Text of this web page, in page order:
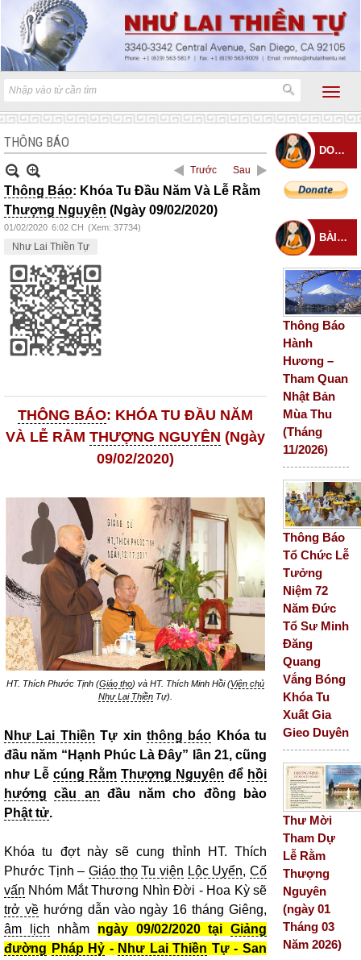
THÔNG BÁO
Trước Sau
Thông Báo: Khóa Tu Đầu Năm Và Lễ Rằm
Thượng Nguyên (Ngày 09/02/2020)
01/02/2020 6:02 CH (Xem: 37734)
Như Lai Thiền Tự
THÔNG BÁO: KHÓA TU ĐẦU NĂM
VÀ LỄ RẰM THƯỢNG NGUYÊN (Ngày
09/02/2020)
HT. Thích Phước Tịnh (Giáo thọ) và HT. Thích Minh Hồi (Viện chủ
Như Lai Thiền Tự).
Như Lai Thiền Tự xin thông báo Khóa tu
đầu năm “Hạnh Phúc Là Đây” lần 21, cũng
như Lễ cúng Rằm Thượng Nguyên để hồi
hướng
cầu an đầu năm cho đồng bào
Phật tử.
Khóa tu đợt này sẽ cung thỉnh HT. Thích
Phước Tịnh – Giáo thọ Tu viện Lộc Uyển,Cố
vấn Nhóm Mắt Thương Nhìn Đời - Hoa Kỳ sẽ
trở vềhướng dẫn vào ngày 16 tháng Giêng,
âm lịch nhằm ngày 09/02/2020 tạiGiảng
đường Pháp Hỷ - Như Lai Thiền Tự - San
DONATE
BÀI ĐĂNG MỚI
Thông Báo
Hành
Hương –
Tham Quan
Nhật Bản
Mùa Thu
(Tháng
11/2026)
Thông Báo
Tổ Chức Lễ
Tưởng
Niệm 72
Năm Đức
Tổ Sư Minh
Đăng
Quang
Vắng Bóng
Khóa Tu
Xuất Gia
Gieo Duyên
Thư Mời
Tham Dự
Lễ Rằm
Thượng
Nguyên
(ngày 01
Tháng 03
Năm 2026)